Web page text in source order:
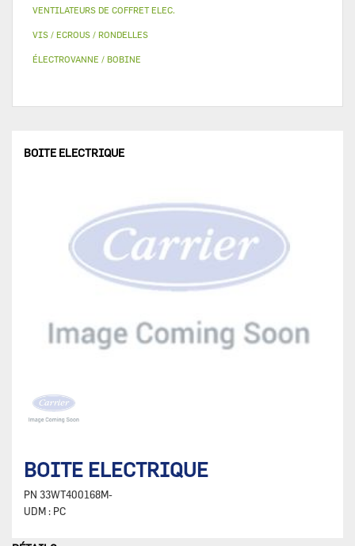
VENTILATEURS DE COFFRET ELEC.
VIS / ECROUS / RONDELLES
ÉLECTROVANNE / BOBINE
BOITE ELECTRIQUE
BOITE ELECTRIQUE
PN 33WT400168M-
UDM : PC